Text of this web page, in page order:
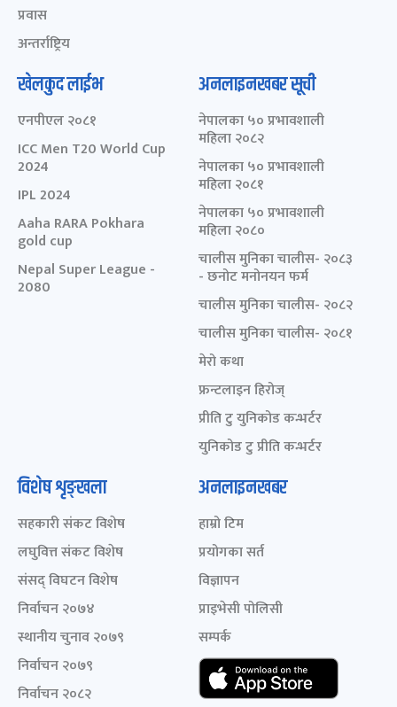
प्रवास
अन्तर्राष्ट्रिय
खेलकुद लाईभ
एनपीएल २०८१
ICC Men T20 World Cup
2024
IPL 2024
Aaha RARA Pokhara
gold cup
Nepal Super League -
2080
अनलाइनखबर सूची
नेपालका ५० प्रभावशाली
महिला २०८२
नेपालका ५० प्रभावशाली
महिला २०८१
नेपालका ५० प्रभावशाली
महिला २०८०
चालीस मुनिका चालीस- २०८३
- छनोट मनोनयन फर्म
चालीस मुनिका चालीस- २०८२
चालीस मुनिका चालीस- २०८१
मेरो कथा
फ्रन्टलाइन हिरोज्
प्रीति टु युनिकोड कन्भर्टर
युनिकोड टु प्रीति कन्भर्टर
विशेष शृङ्खला
सहकारी संकट विशेष
लघुवित्त संकट विशेष
संसद् विघटन विशेष
निर्वाचन २०७४
स्थानीय चुनाव २०७९
निर्वाचन २०७९
निर्वाचन २०८२
अनलाइनखबर
हाम्रो टिम
प्रयोगका सर्त
विज्ञापन
प्राइभेसी पोलिसी
सम्पर्क